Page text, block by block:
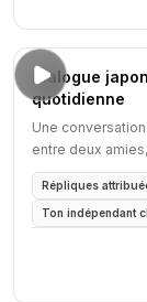
Dialogue
quotidienne
Une
entre deux
synchronisation
Répliques
Ton indépendant